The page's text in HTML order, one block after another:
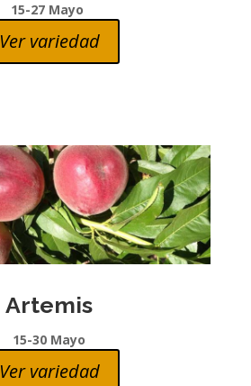
15-27 Mayo
Ver variedad
Artemis
15-30 Mayo
Ver variedad